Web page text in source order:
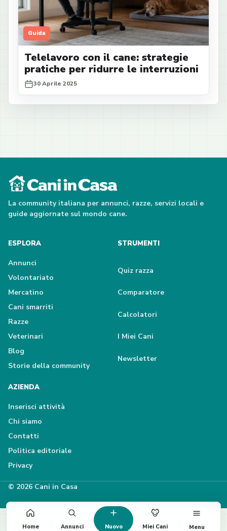
Guida
Telelavoro con il cane: strategie
pratiche per ridurre le interruzioni
30 Aprile 2025
La community italiana per annunci, razze, servizi locali e
guide aggiornate sul mondo cane.
ESPLORA
Annunci
Volontariato
Mercatino
Cani smarriti
Razze
Veterinari
Blog
Storie della community
STRUMENTI
Quiz razza
Comparatore
Calcolatori
I Miei Cani
Newsletter
AZIENDA
Inserisci attività
Chi siamo
Contatti
Politica editoriale
Privacy
© 2026 Cani in Casa
Home Annunci Nuovo Miei Cani Menu